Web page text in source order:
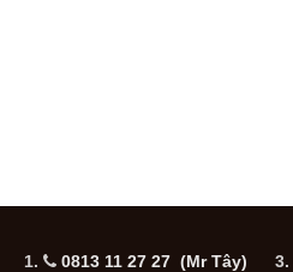
1. 0813 11 27 27 (Mr Tây) 3.